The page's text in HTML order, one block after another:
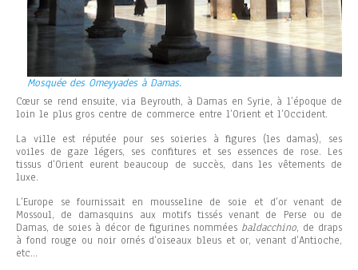
Mosquée des Omeyyades à Damas.
Cœur se rend ensuite, via Beyrouth, à Damas en Syrie, à l’époque de
loin le plus gros centre de commerce entre l’Orient et l’Occident.
La ville est réputée pour ses soieries à figures (les damas), ses
voiles de gaze légers, ses confitures et ses essences de rose. Les
tissus d’Orient eurent beaucoup de succès, dans les vêtements de
luxe.
L’Europe se fournissait en mousseline de soie et d’or venant de
Mossoul, de damasquins aux motifs tissés venant de Perse ou de
Damas, de soies à décor de figurines nommées baldacchino, de draps
à fond rouge ou noir ornés d’oiseaux bleus et or, venant d’Antioche,
etc…